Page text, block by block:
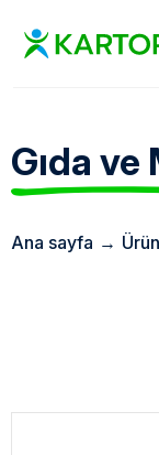
Gıda
Ana sayfa →